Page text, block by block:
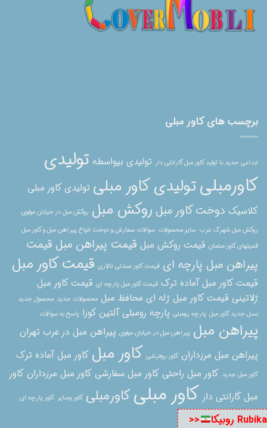
برچسب های کاور مبلی
ابداعی جدید با تولید کاور مبل گارانتی دار تولیدی بیواسطه تولیدی
کاورمبلیتولیدی کاور مبلی تولیدی کاور مبلی
کلاسیک دوخت کاور مبل روکش مبل روکش مبل در خیابان مولوی
روکش مبل شهرک غرب سایر محصولات سوالات سفارش و دوخت انواع پیراهن مبل و کاور مبل
قمیتهای کاور مبلمان قیمت روکش مبل قیمت پیراهن مبل قیمت
پیراهن مبل پارچه ای قیمت کاور صندلی تالاری قیمت کاور مبل
قیمت کاور مبل آماده ترک قیمت کاور مبل پارچه ای قیمت کاور مبل
ژلاتینی قیمت کاور مبل ژله ای محافظ مبل محصولات جدید محصول جدید
نسل جدید کاور مبل پارچه رومبلی پارچه رومبلی آلتین کوزا پاسخ به سوالات
پیراهن مبل پیراهن مبل در خیابان مولوی پیراهن مبل در غرب تهران
پیراهن مبل مرزداران کاور روفرشی کاور مبل کاور مبل آماده ترک
کاور مبل جدید کاور مبل راحتی کاور مبل سفارشی کاور مبل مرزداران کاور
مبل گارانتی دار کاور مبلیکاورمبلی کاور وسایر کاور پارچه ای
برای مبل کاور پارچه ای مبل Rubika روبیکا <<